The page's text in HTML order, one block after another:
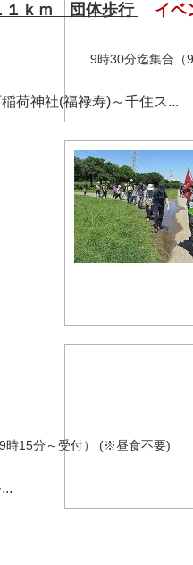
１ｋｍ 団体歩行 イベ
集合（9時15
荷神社(福禄寿)～千住ス...
(※昼食不要)